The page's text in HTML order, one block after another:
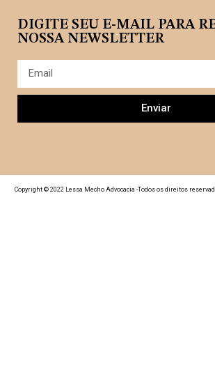
DIGITE SEU E-MAIL PARA
NOSSA NEWSLETTER
Enviar
Copyright © 2022 Lessa Mecho Advocacia -Todos os direitos